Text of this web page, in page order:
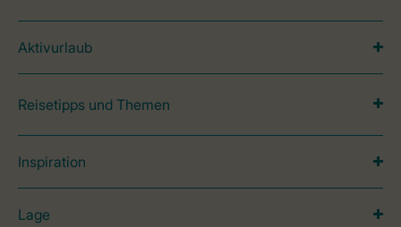
Aktivurlaub
Reisetipps und Themen
Inspiration
Lage